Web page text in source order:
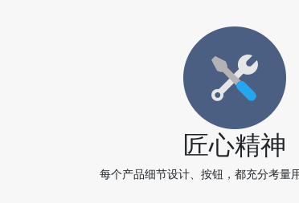
匠心精神
每个产品细节设计、按钮，都充分考量